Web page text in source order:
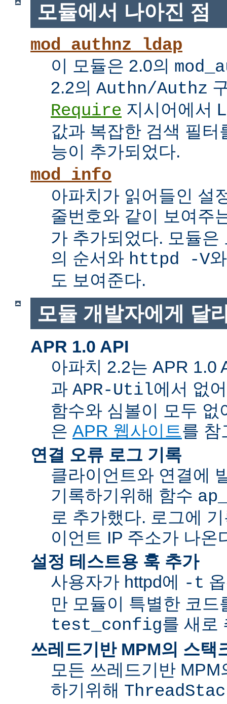
모듈에서 나아진 점
mod_authnz_ldap
이 모듈은 2.0의
2.2의 Authn/Authz
Require 지시어에서
값과 복잡한 검색 필
능이 추가되었다.
mod_info
아파치가 읽어들인 설
줄번호와 같이 보여주
가 추가되었다. 모듈은
의 순서와 httpd -V
도 보여준다.
모듈 개발자에게 달
APR 1.0 API
아파치 2.2는 APR 1.0
과 APR-Util에서 없
함수와 심볼이 모두 없
은 APR 웹사이트를 참
연결 오류 로그 기록
클라이언트와 연결에
기록하기위해 함수
로 추가했다. 로그에
이언트 IP 주소가 나온
설정 테스트용 훅 추가
사용자가 httpd에
-t
만 모듈이 특별한 코드
test_config를 새로
쓰레드기반 MPM의 스택
모든 쓰레드기반
하기위해